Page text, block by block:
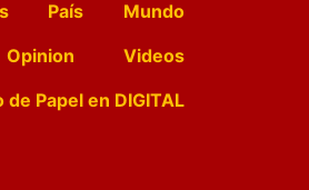
País
Mundo
Opinion
Videos
de Papel en DIGITAL